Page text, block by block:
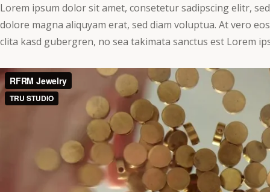
Lorem ipsum dolor sit amet, consetetur sadipscing elitr,
dolore magna aliquyam erat, sed diam voluptua. At vero
clita kasd gubergren, no sea takimata sanctus est Lorem